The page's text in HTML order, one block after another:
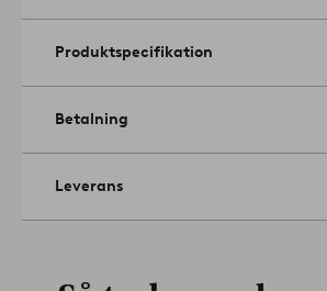
Produktspecifikation
Betalning
Leverans